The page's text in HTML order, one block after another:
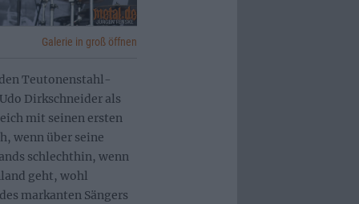
Galerie in groß öffnen
Teutonenstahl-
Dirkschneider als
mit seinen ersten
wenn über seine
schlechthin, wenn
geht, wohl
markanten Sängers